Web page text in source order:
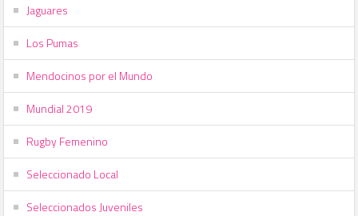
Jaguares
Los Pumas
Mendocinos por el Mundo
Mundial 2019
Rugby Femenino
Seleccionado Local
Seleccionados Juveniles